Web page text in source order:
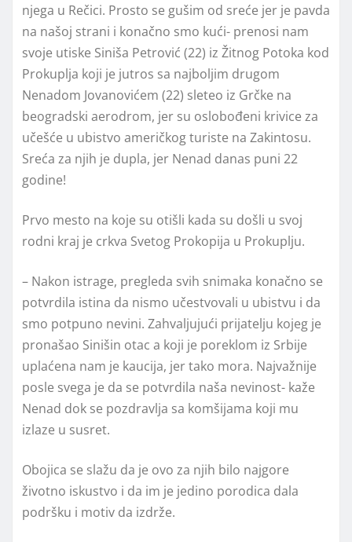
njega u Rečici. Prosto se gušim od sreće jer je pavda
na našoj strani i konačno smo kući- prenosi nam
svoje utiske Siniša Petrović (22) iz Žitnog Potoka kod
Prokuplja koji je jutros sa najboljim drugom
Nenadom Jovanovićem (22) sleteo iz Grčke na
beogradski aerodrom, jer su oslobođeni krivice za
učešće u ubistvo američkog turiste na Zakintosu.
Sreća za njih je dupla, jer Nenad danas puni 22
godine!
Prvo mesto na koje su otišli kada su došli u svoj
rodni kraj je crkva Svetog Prokopija u Prokuplju.
– Nakon istrage, pregleda svih snimaka konačno se
potvrdila istina da nismo učestvovali u ubistvu i da
smo potpuno nevini. Zahvaljujući prijatelju kojeg je
pronašao Sinišin otac a koji je poreklom iz Srbije
uplaćena nam je kaucija, jer tako mora. Najvažnije
posle svega je da se potvrdila naša nevinost- kaže
Nenad dok se pozdravlja sa komšijama koji mu
izlaze u susret.
Obojica se slažu da je ovo za njih bilo najgore
životno iskustvo i da im je jedino porodica dala
podršku i motiv da izdrže.